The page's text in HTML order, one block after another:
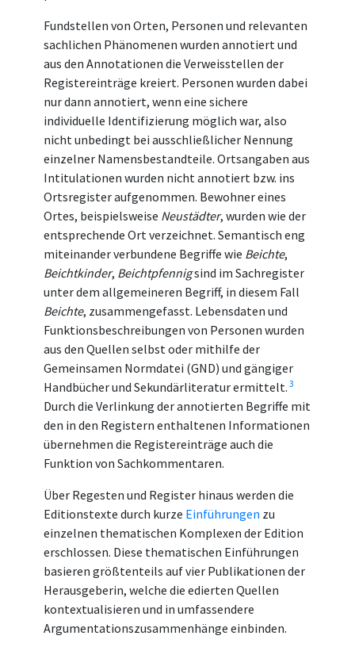
Fundstellen von Orten, Personen und relevanten
sachlichen Phänomenen wurden annotiert und
aus den Annotationen die Verweisstellen der
Registereinträge kreiert. Personen wurden dabei
nur dann annotiert, wenn eine sichere
individuelle Identifizierung möglich war, also
nicht unbedingt bei ausschließlicher Nennung
einzelner Namensbestandteile. Ortsangaben aus
Intitulationen wurden nicht annotiert bzw. ins
Ortsregister aufgenommen. Bewohner eines
Ortes, beispielsweise Neustädter, wurden wie der
entsprechende Ort verzeichnet. Semantisch eng
miteinander verbundene Begriffe wie Beichte,
Beichtkinder, Beichtpfennigsind im Sachregister
unter dem allgemeineren Begriff, in diesem Fall
Beichte, zusammengefasst. Lebensdaten und
Funktionsbeschreibungen von Personen wurden
aus den Quellen selbst oder mithilfe der
Gemeinsamen Normdatei (GND) und gängiger
Handbücher und Sekundärliteratur ermittelt. 3
Durch die Verlinkung der annotierten Begriffe mit
den in den Registern enthaltenen Informationen
übernehmen die Registereinträge auch die
Funktion von Sachkommentaren.
Über Regesten und Register hinaus werden die
Editionstexte durch kurze Einführungen zu
einzelnen thematischen Komplexen der Edition
erschlossen. Diese thematischen Einführungen
basieren größtenteils auf vier Publikationen der
Herausgeberin, welche die edierten Quellen
kontextualisieren und in umfassendere
Argumentationszusammenhänge einbinden.